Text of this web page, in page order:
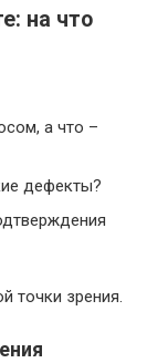
на что
а что –
дефекты?
точки зрения.